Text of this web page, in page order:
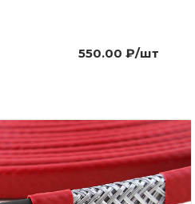
550.00 ₽/шт